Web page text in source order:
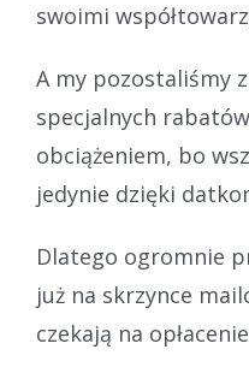
swoimi
A my pozostaliśmy
specjalnych
obciążeniem, bo
jedynie dzięki
Dlatego ogromnie
już na skrzynce
czekają na